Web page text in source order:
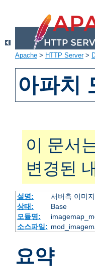
Apache > HTTP Server>
아파치
이 문서
변경된
설명:
서버측 이미
상태:
Base
모듈명:
소스파일:
요약